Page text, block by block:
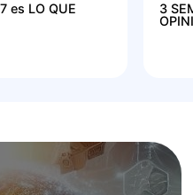
es LO QUE
3